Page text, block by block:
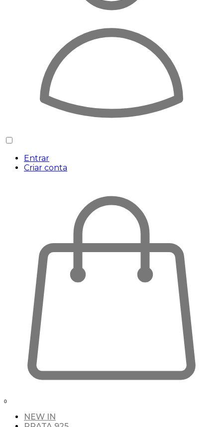
Entrar
Criar conta
0
NEW IN